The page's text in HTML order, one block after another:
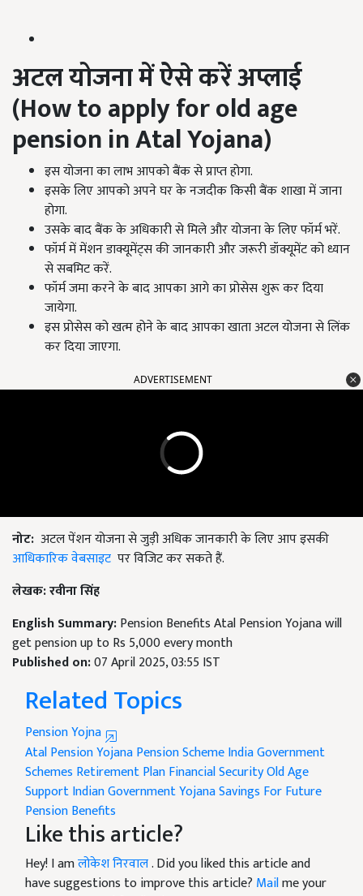
अटल योजना में ऐसे करें अप्लाई
(How to apply for old age
pension in Atal Yojana)
इस योजना का लाभ आपको बैंक से प्राप्त होगा.
इसके लिए आपको अपने घर के नजदीक किसी बैंक शाखा में जाना
होगा.
उसके बाद बैंक के अधिकारी से मिले और योजना के लिए फॉर्म भरें.
फॉर्म में मेंशन डाक्यूमेंट्स की जानकारी और जरूरी डॉक्यूमेंट को ध्यान
से सबमिट करें.
फॉर्म जमा करने के बाद आपका आगे का प्रोसेस शुरू कर दिया
जायेगा.
इस प्रोसेस को खत्म होने के बाद आपका खाता अटल योजना से लिंक
कर दिया जाएगा.
ADVERTISEMENT
नोट: अटल पेंशन योजना से जुड़ी अधिक जानकारी के लिए आप इसकी
आधिकारिक वेबसाइट पर विजिट कर सकते हैं.
लेखक:रवीना सिंह
English Summary:Pension Benefits Atal Pension Yojana will
get pension up to Rs 5,000 every month
Published on:07 April 2025, 03:55 IST
Related Topics
Pension Yojna
Atal Pension YojanaPension Scheme IndiaGovernment
Schemes Retirement PlanFinancial SecurityOld Age
SupportIndian Government YojanaSavings For Future
Pension Benefits
Like this article?
Hey! I amलोकेश निरवाल. Did you liked this article and
have suggestions to improve this article? Mailme your